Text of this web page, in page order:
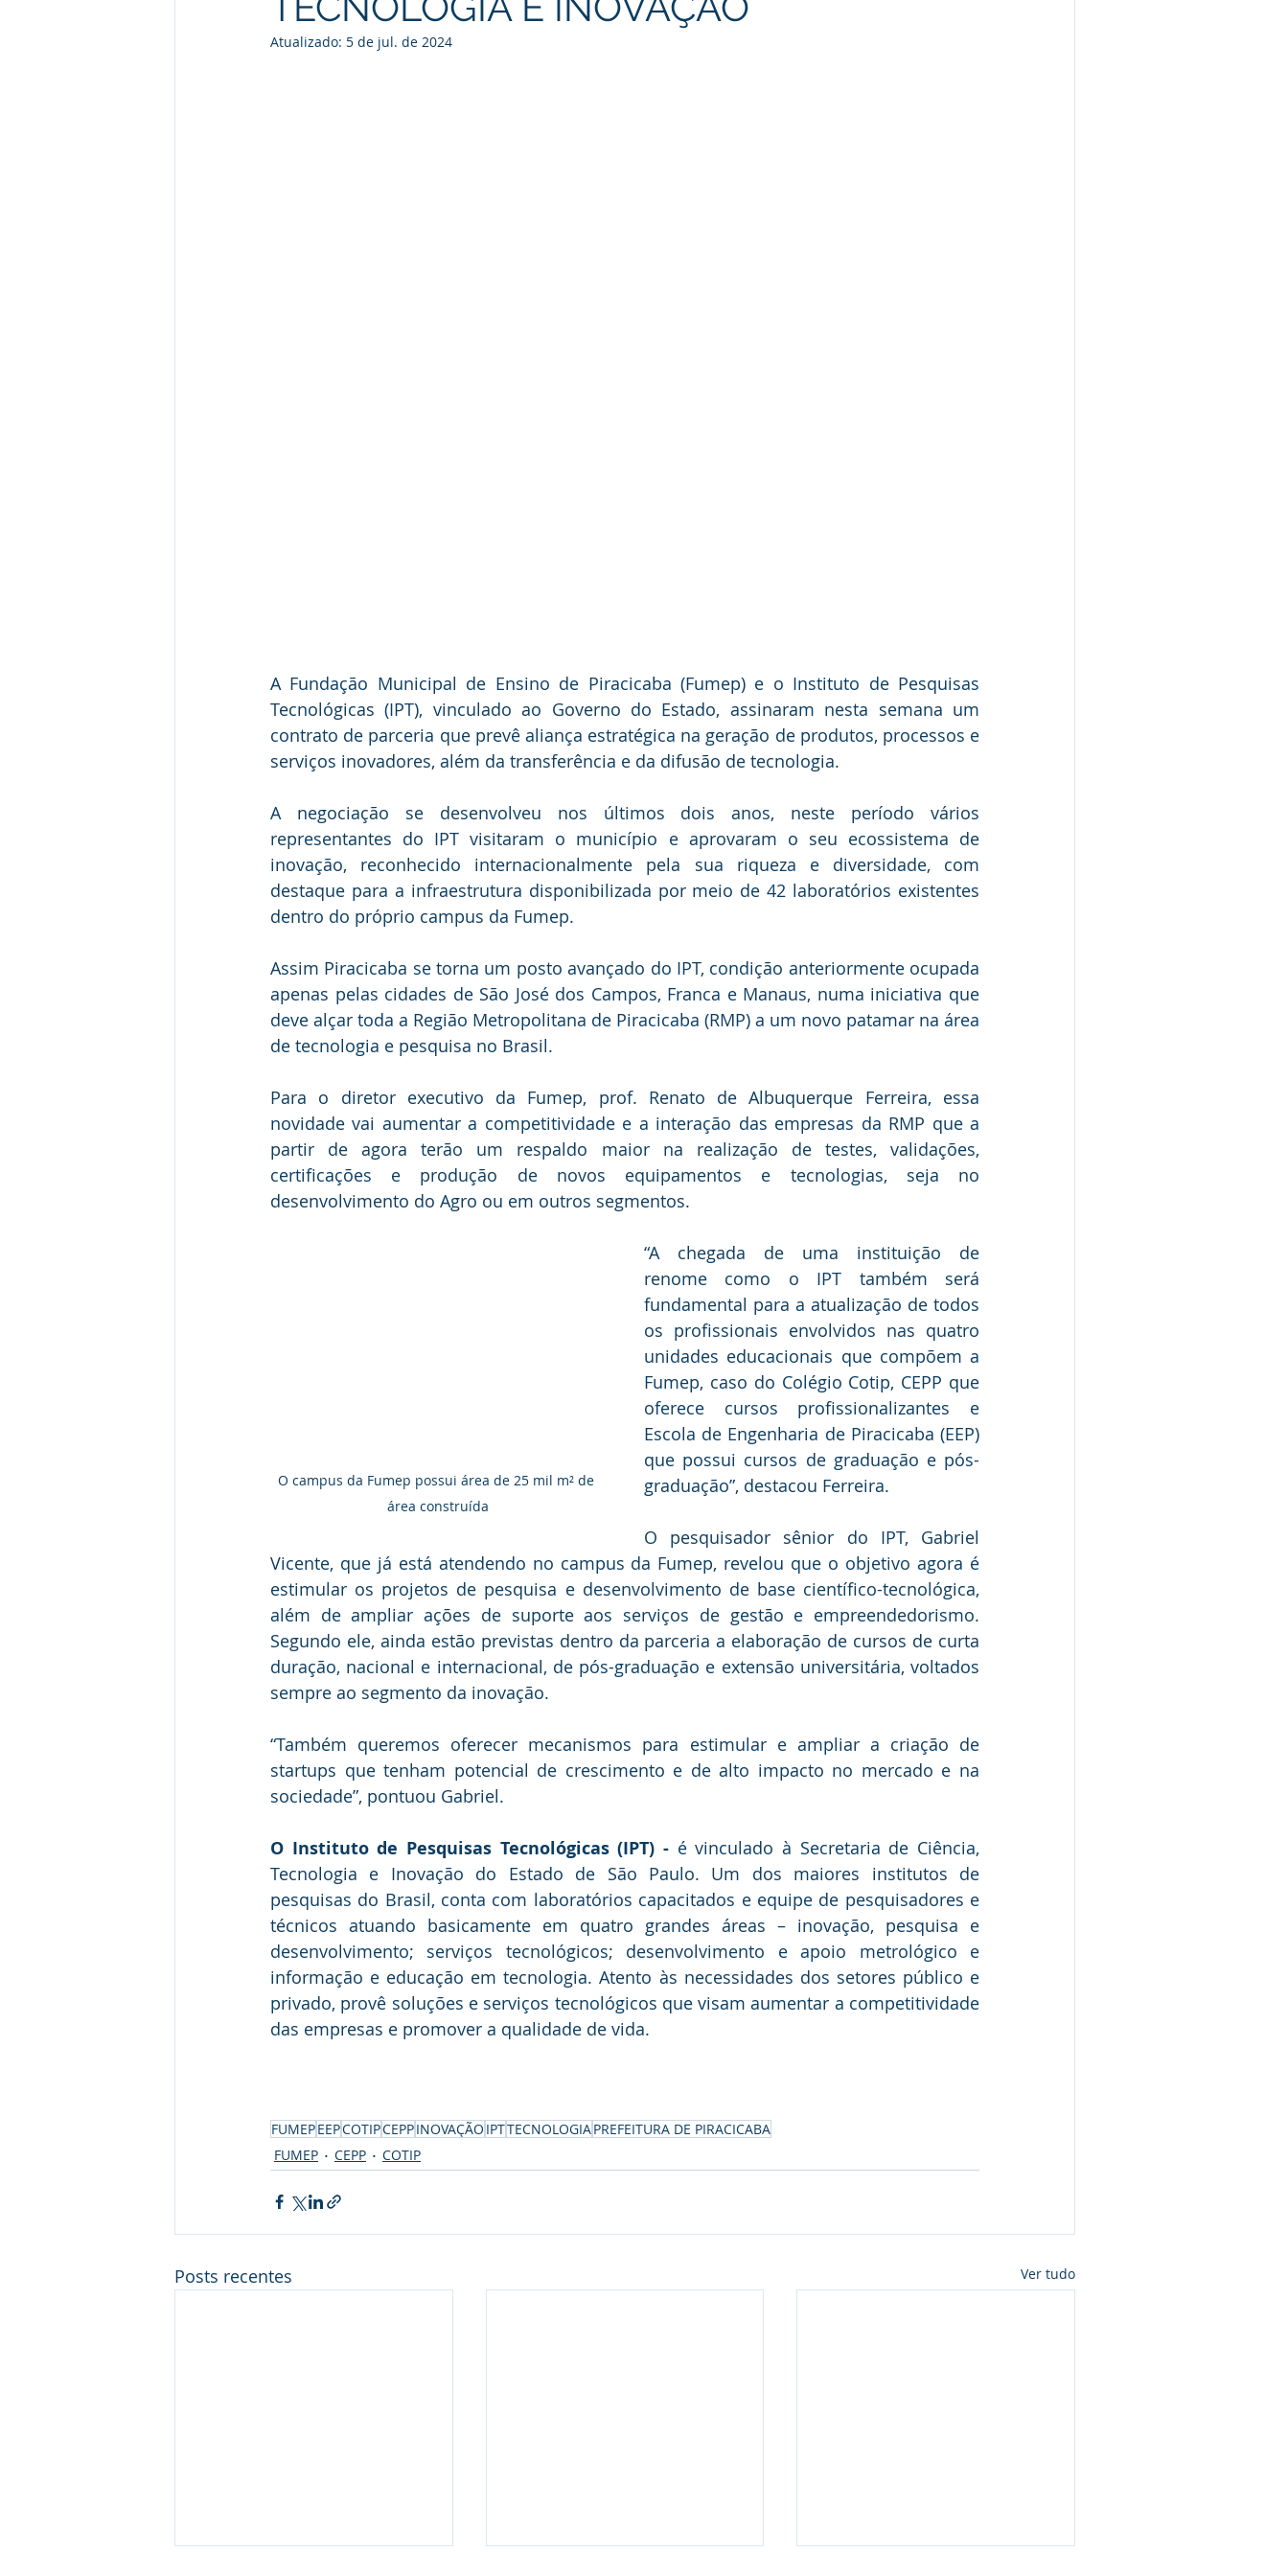
Atualizado: 5 de jul. de 2024
A Fundação Municipal de Ensino de Piracicaba (Fumep) e o Instituto de Pesquisas
Tecnológicas (IPT), vinculado ao Governo do Estado, assinaram nesta semana um
contrato de parceria que prevê aliança estratégica na geração de produtos, processos e
serviços inovadores, além da transferência e da difusão de tecnologia.
A negociação se desenvolveu nos últimos dois anos, neste período vários
representantes do IPT visitaram o município e aprovaram o seu ecossistema de
inovação, reconhecido internacionalmente pela sua riqueza e diversidade, com
destaque para a infraestrutura disponibilizada por meio de 42 laboratórios existentes
dentro do próprio campus da Fumep.
Assim Piracicaba se torna um posto avançado do IPT, condição anteriormente ocupada
apenas pelas cidades de São José dos Campos, Franca e Manaus, numa iniciativa que
deve alçar toda a Região Metropolitana de Piracicaba (RMP) a um novo patamar na área
de tecnologia e pesquisa no Brasil.
Para o diretor executivo da Fumep, prof. Renato de Albuquerque Ferreira, essa
novidade vai aumentar a competitividade e a interação das empresas da RMP que a
partir de agora terão um respaldo maior na realização de testes, validações,
certificações e produção de novos equipamentos e tecnologias, seja no
desenvolvimento do Agro ou em outros segmentos.
O campus da Fumep possui área de 25 mil m² de
área construída
“A chegada de uma instituição de
renome como o IPT também será
fundamental para a atualização de todos
os profissionais envolvidos nas quatro
unidades educacionais que compõem a
Fumep, caso do Colégio Cotip, CEPP que
oferece cursos profissionalizantes e
Escola de Engenharia de Piracicaba (EEP)
que possui cursos de graduação e pós-
graduação”, destacou Ferreira.
O pesquisador sênior do IPT, Gabriel
Vicente, que já está atendendo no campus da Fumep, revelou que o objetivo agora é
estimular os projetos de pesquisa e desenvolvimento de base científico-tecnológica,
além de ampliar ações de suporte aos serviços de gestão e empreendedorismo.
Segundo ele, ainda estão previstas dentro da parceria a elaboração de cursos de curta
duração, nacional e internacional, de pós-graduação e extensão universitária, voltados
sempre ao segmento da inovação.
“Também queremos oferecer mecanismos para estimular e ampliar a criação de
startups que tenham potencial de crescimento e de alto impacto no mercado e na
sociedade”, pontuou Gabriel.
O Instituto de Pesquisas Tecnológicas (IPT) - é vinculado à Secretaria de Ciência,
Tecnologia e Inovação do Estado de São Paulo. Um dos maiores institutos de
pesquisas do Brasil, conta com laboratórios capacitados e equipe de pesquisadores e
técnicos atuando basicamente em quatro grandes áreas – inovação, pesquisa e
desenvolvimento; serviços tecnológicos; desenvolvimento e apoio metrológico e
informação e educação em tecnologia. Atento às necessidades dos setores público e
privado, provê soluções e serviços tecnológicos que visam aumentar a competitividade
das empresas e promover a qualidade de vida.
FUMEPEEPCOTIPCEPPINOVAÇÃO IPTTECNOLOGIAPREFEITURA DE PIRACICABA
FUMEP
CEPP COTIP
Posts recentes Ver tudo